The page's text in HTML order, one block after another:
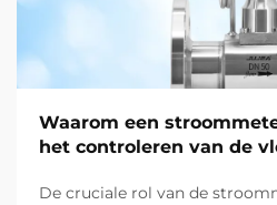
Waarom een
het controleren van de
De cruciale rol van de